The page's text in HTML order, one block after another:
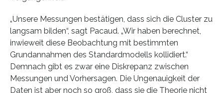
„Unsere Messungen bestätigen, dass sich die Cluster zu
langsam bilden“, sagt Pacaud. „Wir haben berechnet,
inwieweit diese Beobachtung mit bestimmten
Grundannahmen des Standardmodells kollidiert.“
Demnach gibt es zwar eine Diskrepanz zwischen
Messungen und Vorhersagen. Die Ungenauigkeit der
Daten ist aber noch so groß, dass sie die Theorie nicht